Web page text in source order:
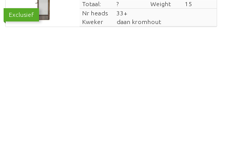
Exclusief
Totaal:
? Weight
15
Nr heads
33+
Kweker
daan kromhout